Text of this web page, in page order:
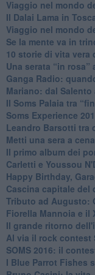
​Viaggio nel mondo
Il Dalai Lama in
Viaggio nel mondo
Se la mente va in
​10 storie di vita vera
​Una serata “in rosa”
Ganga Radio:
Mariano: dal
​Il Soms Palaia tra
Soms Experience
​Leandro Barsotti tra
​Metti una sera a
​Il primo album dei
Carletti e Youssou
Happy Birthday,
​Cascina capitale del
Tributo ad Augusto:
​Fiorella Mannoia e il
Il grande ritorno
​Al via il rock contest
​SOMS 2016: il
I Blue Parrot Fishes